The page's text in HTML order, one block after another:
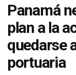
Panamá
plan a la
quedarse
portuaria